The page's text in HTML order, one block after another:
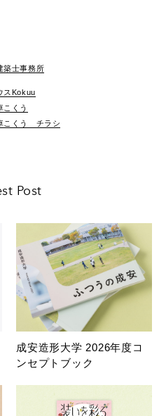
築士事務所
スKokuu
こくう
こくう チラシ
Post
成安造形大学 2026年度コ
ンセプトブック